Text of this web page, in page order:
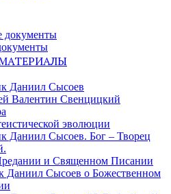
документы
Даниил Сысоев
Валентин Свенцицкий
эволюции
Даниил Сысоев. Бог – Творец
и Священном Писании
Даниил Сысоев о Божественном